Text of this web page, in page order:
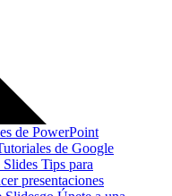
de PowerPoint
de Google
Slides Tips para
presentaciones